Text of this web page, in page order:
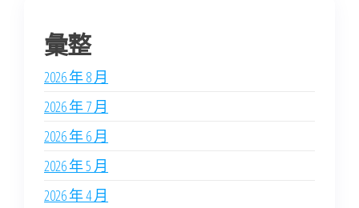
彙整
2026 年 8 月
2026 年 7 月
2026 年 6 月
2026 年 5 月
2026 年 4 月